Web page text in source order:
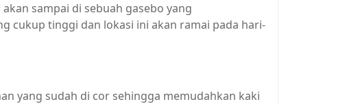
sampai di sebuah gasebo yang
cukup tinggi dan lokasi ini akan ramai pada hari-
yang sudah di cor sehingga memudahkan kaki